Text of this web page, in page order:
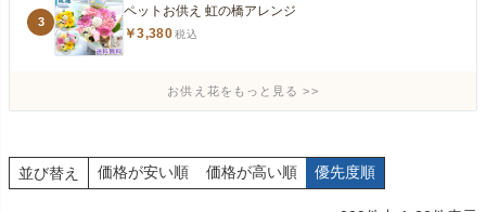
3
ペットお供え 虹の橋アレンジ
￥3,380税込
お供え花をもっと見る
並び替え 価格が安い順 価格が高い順 優先度順